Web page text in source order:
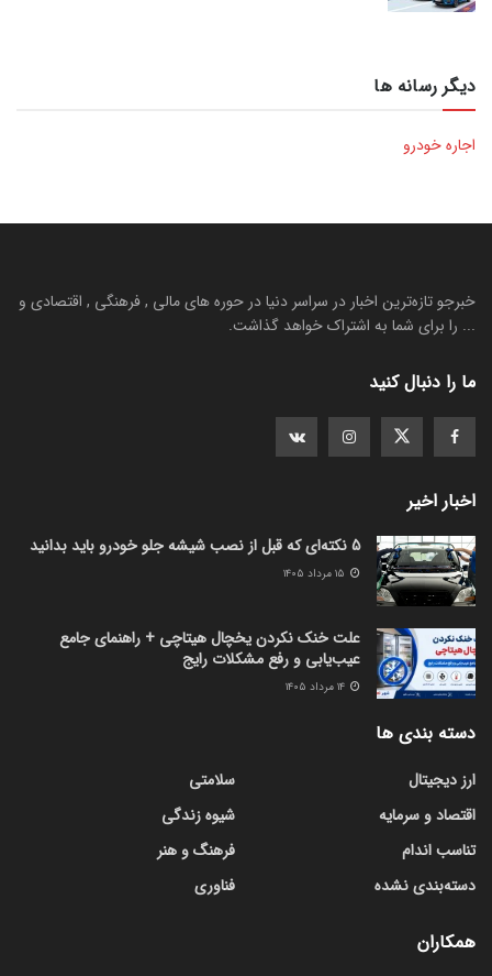
دیگر رسانه ها
اجاره خودرو
خبرجو تازه‌ترین اخبار در سراسر دنیا در حوره های مالی , فرهنگی , اقتصادی و
... را برای شما به اشتراک خواهد گذاشت.
ما را دنبال کنید
اخبار اخیر
5 نکته‌ای که قبل از نصب شیشه جلو خودرو باید بدانید
علت خنک نکردن یخچال هیتاچی + راهنمای جامع
عیب‌یابی و رفع مشکلات رایج
دسته بندی ها
ارز دیجیتال
اقتصاد و سرمایه
تناسب اندام
دسته‌بندی نشده
سلامتی
شیوه زندگی
فرهنگ و هنر
فناوری
همکاران